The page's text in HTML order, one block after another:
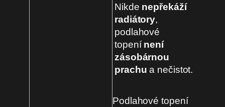
Nikde nepřekáží
radiátory,
podlahové
topení není
zásobárnou
prachu a nečistot.
Podlahové topení